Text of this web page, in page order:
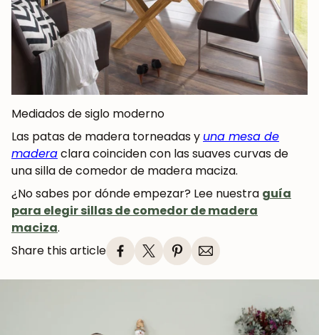
Mediados de siglo moderno
Las patas de madera torneadas y una mesa de
maderaclara coinciden con las suaves curvas de
una silla de comedor de madera maciza.
¿No sabes por dónde empezar? Lee nuestra guía
para elegir sillas de comedor de madera
maciza.
Share this article